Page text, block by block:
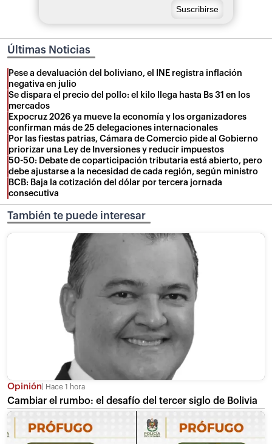
Últimas Noticias
Pese a devaluación del boliviano, el INE registra inflación
negativa en julio
Se dispara el precio del pollo: el kilo llega hasta Bs 31 en los
mercados
Expocruz 2026 ya mueve la economía y los organizadores
confirman más de 25 delegaciones internacionales
Por las fiestas patrias, Cámara de Comercio pide al Gobierno
priorizar una Ley de Inversiones y reducir impuestos
50-50: Debate de coparticipación tributaria está abierto, pero
debe ajustarse a la necesidad de cada región, según ministro
BCB: Baja la cotización del dólar por tercera jornada
consecutiva
También te puede interesar
Opinión Hace 1 hora
Cambiar el rumbo: el desafío del tercer siglo de Bolivia